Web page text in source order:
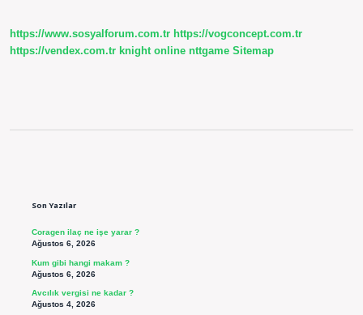
https://www.sosyalforum.com.tr https://vogconcept.com.tr
https://vendex.com.tr knight online nttgame Sitemap
Son Yazılar
Coragen ilaç ne işe yarar ?
Ağustos 6, 2026
Kum gibi hangi makam ?
Ağustos 6, 2026
Avcılık vergisi ne kadar ?
Ağustos 4, 2026